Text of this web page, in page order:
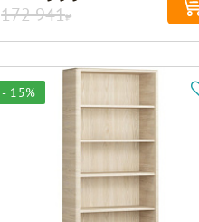
172 941Р
- 15%